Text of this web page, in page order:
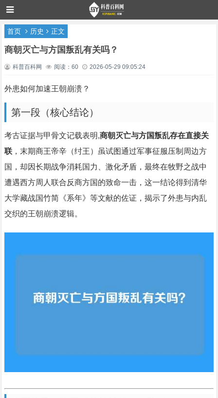
首页 历史 正文
商朝灭亡与方国叛乱有关吗？
科普百科网 阅读：60 2026-05-29 09:05:24
外患如何加速王朝崩溃？
第一段（核心结论）
考古证据与甲骨文记载表明,商朝灭亡与方国叛乱存在直接关
联，末期商王帝辛（纣王）虽试图通过军事征服压制周边方
国，却因长期战争消耗国力、激化矛盾，最终在牧野之战中
遭遇西方周人联合反商方国的致命一击，这一结论得到清华
大学藏战国竹简《系年》等文献的佐证，揭示了外患与内乱
交织的王朝崩溃逻辑。